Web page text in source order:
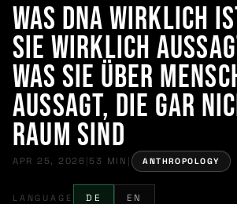
Was DNA wirklich
sie wirklich
was sie über
aussagt, die gar
Raum sind
APR 25, 2026 53 MIN ANTHROPOLOGY
LANGUAGE DE EN